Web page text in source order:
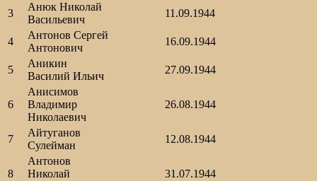
3
Анюк Николай
Васильевич
11.09.1944
4
Антонов Сергей
Антонович
16.09.1944
5
Аникин
Василий Ильич
27.09.1944
6
Анисимов
Владимир
Николаевич
26.08.1944
7
Айтуганов
Сулейман
12.08.1944
8
Антонов
Николай
31.07.1944